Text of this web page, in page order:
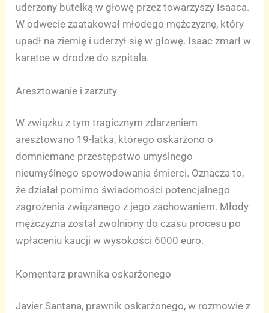
uderzony butelką w głowę przez towarzyszy Isaaca.
W odwecie zaatakował młodego mężczyznę, który
upadł na ziemię i uderzył się w głowę. Isaac zmarł w
karetce w drodze do szpitala.
Aresztowanie i zarzuty
W związku z tym tragicznym zdarzeniem
aresztowano 19-latka, którego oskarżono o
domniemane przestępstwo umyślnego
nieumyślnego spowodowania śmierci. Oznacza to,
że działał pomimo świadomości potencjalnego
zagrożenia związanego z jego zachowaniem. Młody
mężczyzna został zwolniony do czasu procesu po
wpłaceniu kaucji w wysokości 6000 euro.
Komentarz prawnika oskarżonego
Javier Santana, prawnik oskarżonego, w rozmowie z